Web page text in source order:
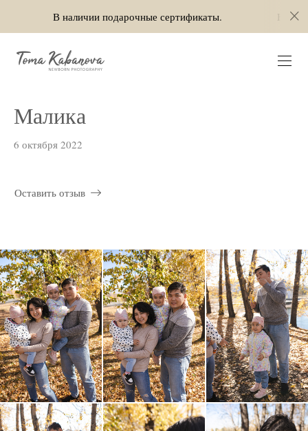
наличии подарочные сертификаты. В наличии
Малика
6 октября 2022
Оставить отзыв